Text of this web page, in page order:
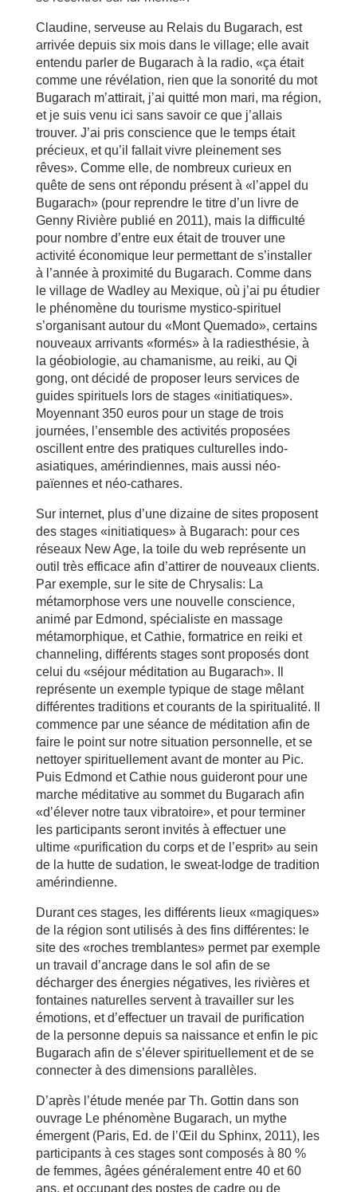
Claudine, serveuse au Relais du Bugarach, est
arrivée depuis six mois dans le village; elle avait
entendu parler de Bugarach à la radio, «ça était
comme une révélation, rien que la sonorité du mot
Bugarach m’attirait, j’ai quitté mon mari, ma région,
et je suis venu ici sans savoir ce que j’allais
trouver. J’ai pris conscience que le temps était
précieux, et qu’il fallait vivre pleinement ses
rêves». Comme elle, de nombreux curieux en
quête de sens ont répondu présent à «l’appel du
Bugarach» (pour reprendre le titre d’un livre de
Genny Rivière publié en 2011), mais la difficulté
pour nombre d’entre eux était de trouver une
activité économique leur permettant de s’installer
à l’année à proximité du Bugarach. Comme dans
le village de Wadley au Mexique, où j’ai pu étudier
le phénomène du tourisme mystico-spirituel
s’organisant autour du «Mont Quemado», certains
nouveaux arrivants «formés» à la radiesthésie, à
la géobiologie, au chamanisme, au reiki, au Qi
gong, ont décidé de proposer leurs services de
guides spirituels lors de stages «initiatiques».
Moyennant 350 euros pour un stage de trois
journées, l’ensemble des activités proposées
oscillent entre des pratiques culturelles indo-
asiatiques, amérindiennes, mais aussi néo-
païennes et néo-cathares.
Sur internet, plus d’une dizaine de sites proposent
des stages «initiatiques» à Bugarach: pour ces
réseaux New Age, la toile du web représente un
outil très efficace afin d’attirer de nouveaux clients.
Par exemple, sur le site de Chrysalis: La
métamorphose vers une nouvelle conscience,
animé par Edmond, spécialiste en massage
métamorphique, et Cathie, formatrice en reiki et
channeling, différents stages sont proposés dont
celui du «séjour méditation au Bugarach». Il
représente un exemple typique de stage mêlant
différentes traditions et courants de la spiritualité. Il
commence par une séance de méditation afin de
faire le point sur notre situation personnelle, et se
nettoyer spirituellement avant de monter au Pic.
Puis Edmond et Cathie nous guideront pour une
marche méditative au sommet du Bugarach afin
«d’élever notre taux vibratoire», et pour terminer
les participants seront invités à effectuer une
ultime «purification du corps et de l’esprit» au sein
de la hutte de sudation, le sweat-lodge de tradition
amérindienne.
Durant ces stages, les différents lieux «magiques»
de la région sont utilisés à des fins différentes: le
site des «roches tremblantes» permet par exemple
un travail d’ancrage dans le sol afin de se
décharger des énergies négatives, les rivières et
fontaines naturelles servent à travailler sur les
émotions, et d’effectuer un travail de purification
de la personne depuis sa naissance et enfin le pic
Bugarach afin de s’élever spirituellement et de se
connecter à des dimensions parallèles.
D’après l’étude menée par Th. Gottin dans son
ouvrage Le phénomène Bugarach, un mythe
émergent (Paris, Ed. de l’Œil du Sphinx, 2011), les
participants à ces stages sont composés à 80 %
de femmes, âgées généralement entre 40 et 60
ans, et occupant des postes de cadre ou de